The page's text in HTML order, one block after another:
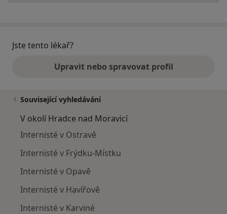
Jste tento lékař?
Upravit nebo spravovat profil
Související vyhledávání
V okolí Hradce nad Moravicí
Internisté v Ostravě
Internisté v Frýdku-Místku
Internisté v Opavě
Internisté v Havířově
Internisté v Karviné